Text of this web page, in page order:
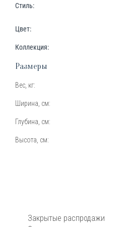
Стиль:
Цвет:
Коллекция:
Размеры
Вес, кг:
Ширина, см:
Глубина, см:
Высота, см:
Закрытые распродажи